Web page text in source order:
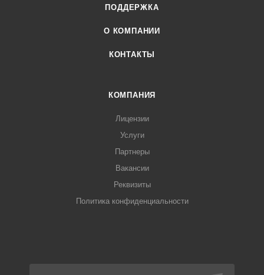
ПОДДЕРЖКА
О КОМПАНИИ
КОНТАКТЫ
КОМПАНИЯ
Лицензии
Услуги
Партнеры
Вакансии
Реквизиты
Политика конфиденциальности